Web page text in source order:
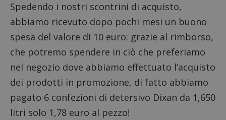
Spedendo i nostri scontrini di acquisto,
abbiamo ricevuto dopo pochi mesi un buono
spesa del valore di 10 euro: grazie al rimborso,
che potremo spendere in ciò che preferiamo
nel negozio dove abbiamo effettuato l’acquisto
dei prodotti in promozione, di fatto abbiamo
pagato 6 confezioni di detersivo Dixan da 1,650
litri solo 1,78 euro al pezzo!